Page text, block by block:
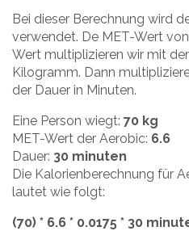
Bei dieser Berechnung wird
verwendet. De MET-Wert
Wert multiplizieren wir mit
Kilogramm. Dann
der Dauer in Minuten.
Eine Person wiegt: 70 kg
MET-Wert der Aerobic: 6.6
Dauer: 30 minuten
Die Kalorienberechnung für
lautet wie folgt:
(70) * 6.6 * 0.0175 * 30